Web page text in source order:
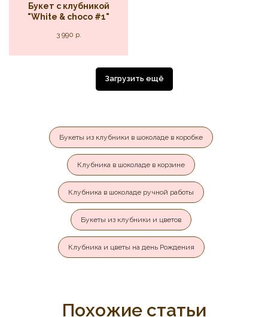
Букет c клубникой
"White & choco #1"
3 990 р.
Загрузить ещё
Букеты из клубники в шоколаде в коробке
Клубника в шоколаде в корзине
Клубника в шоколаде ручной работы
Букеты из клубники и цветов
Клубника и цветы на день Рождения
Похожие статьи